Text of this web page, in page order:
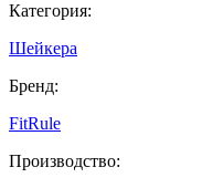
Категория:
Шейкера
Бренд:
FitRule
Производство: